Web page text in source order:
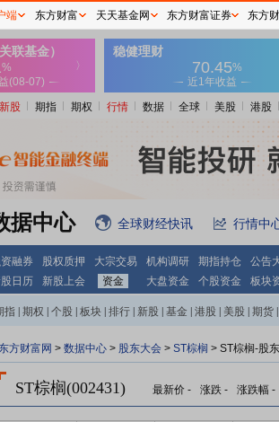
新股 期指 期权 行情 数据 全球 美股 港股
据中心 全球财经快讯 行情中
融券 股权质押 大宗交易 机构调研 期指持仓
公告
日历 新股上会 资金 大盘资金 个股资金 板块
指 期权 个股 板块 排行 新股 基金 港股 美股 期货
东方财富网 > 数据中心 > 股东大会 > ST棕榈 > ST棕榈-股
ST棕榈(002431) 最新价 - 涨跌 - 涨跌幅 -
端 东方财富 天天基金网 东方财富证券 东方